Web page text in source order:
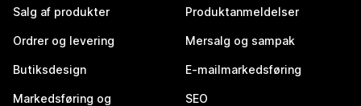
Salg af produkter
Ordrer og levering
Butiksdesign
Markedsføring og
Produktanmeldelser
Mersalg og sampak
E-mailmarkedsføring
SEO